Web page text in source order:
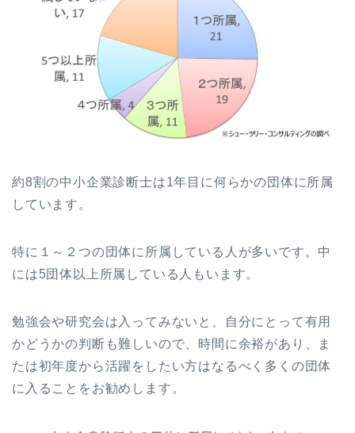
約8割の中小企業診断士は1年目に何らかの団体に所属
しています。
特に１～２つの団体に所属している人が多いです。中
には5団体以上所属している人もいます。
勉強会や研究会は入ってみないと、自分にとって有用
かどうかの判断も難しいので、時間に余裕があり、ま
たは初年度から活躍をしたい方はなるべく多くの団体
に入ることをお勧めします。